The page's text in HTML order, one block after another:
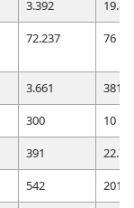
3.392
72.237 76
3.661
381
300
10
391
542
201